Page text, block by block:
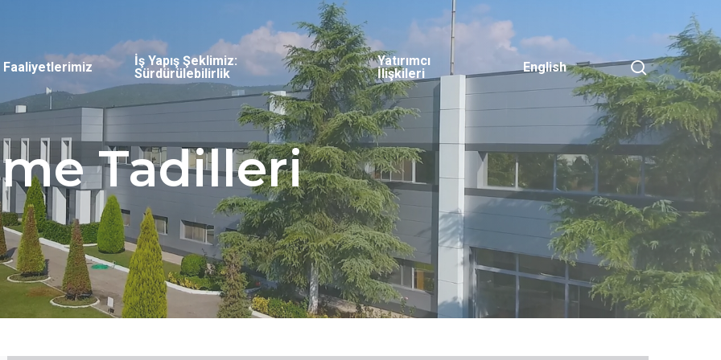
Faaliyetlerimiz
İş Yapış Şeklimiz:
Sürdürülebilirlik
Yatırımcı
İlişkileri
English search
Tadilleri